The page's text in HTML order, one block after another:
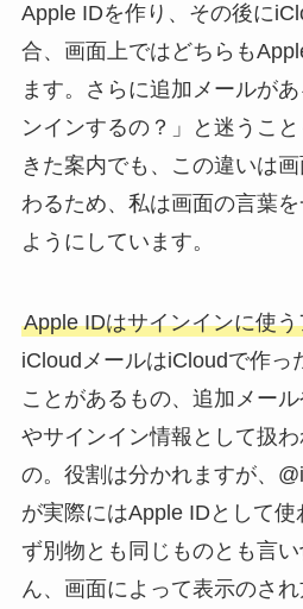
Apple IDを作り、その後に
合、画面上ではどちらも
ます。さらに追加メールが
ンインするの？」と迷うこ
きた案内でも、この違いは
わるため、私は画面の言葉
ようにしています。
Apple IDはサインインに使
iCloudメールはiCloudで作っ
ことがあるもの、追加メー
やサインイン情報として扱
の。役割は分かれますが、
が実際にはApple IDとして
ず別物とも同じものとも言
ん、画面によって表示のさ